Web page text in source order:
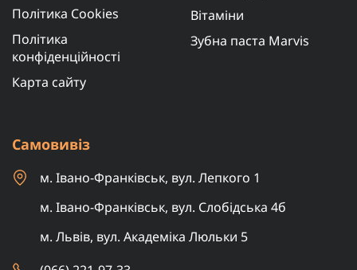
Політика Cookies
Політика
конфіденційності
Карта сайту
Вітаміни
Зубна паста Marvis
Самовивіз
м. Івано-Франківськ, вул. Лепкого 1
м. Івано-Франківськ, вул. Слобідська 4б
м. Львів, вул. Академіка Люльки 5